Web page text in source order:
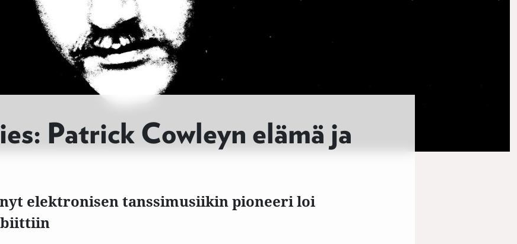
Patrick Cowleyn elämä ja
elektronisen tanssimusiikin pioneeri loi